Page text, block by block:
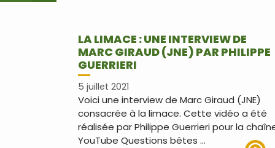
LA LIMACE : UNE INTERVIEW DE
MARC GIRAUD (JNE) PAR PHILIPPE
GUERRIERI
5 juillet 2021
Voici une interview de Marc Giraud (JNE)
consacrée à la limace. Cette vidéo a été
réalisée par Philippe Guerrieri pour la
YouTube Questions bêtes …